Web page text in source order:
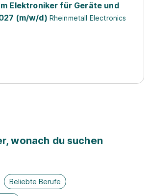
Elektroniker für Geräte und
(m/w/d) Rheinmetall Electronics
wonach du suchen
Beliebte Berufe